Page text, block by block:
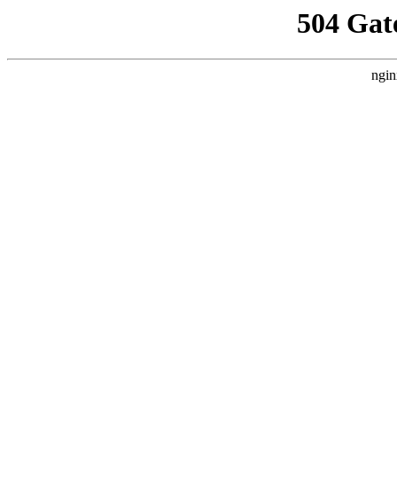
504